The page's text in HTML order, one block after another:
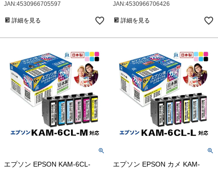
JAN:4530966705597
詳細を見る
JAN:4530966706426
詳細を見る
エプソン EPSON KAM-6CL-
エプソン EPSON カメ KAM-